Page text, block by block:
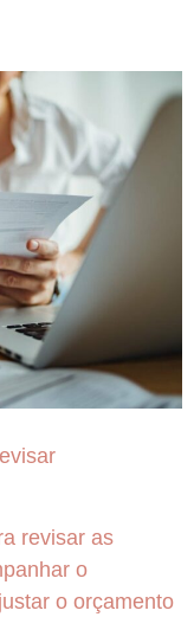
revisar as
o
o orçamento